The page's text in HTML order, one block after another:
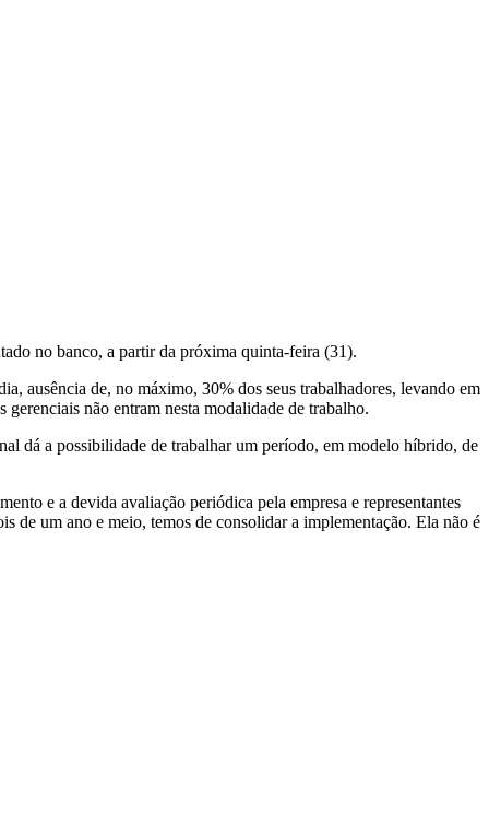
no banco, a partir da próxima quinta-feira (31).
ausência de, no máximo, 30% dos seus trabalhadores, levando em
não entram nesta modalidade de trabalho.
dá a possibilidade de trabalhar um período, em modelo híbrido, de
e a devida avaliação periódica pela empresa e representantes
de um ano e meio, temos de consolidar a implementação. Ela não é